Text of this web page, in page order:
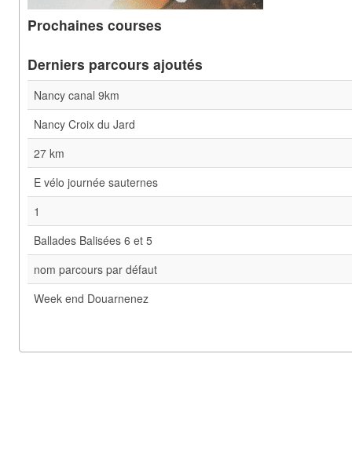
Prochaines courses
Derniers parcours ajoutés
Nancy canal 9km
Nancy Croix du Jard
27 km
E vélo journée sauternes
1
Ballades Balisées 6 et 5
nom parcours par défaut
Week end Douarnenez